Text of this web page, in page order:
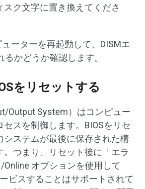
スク文字に置き換えてくださ
ーターを再起動して、DISMエ
かどうか確認します。
をリセットする
Output System）はコンピュー
セスを制御します。BIOSをリセ
システムが最後に保存された構
。つまり、リセット後に「エラ
Online オプションを使用して
ビスすることはサポートされて